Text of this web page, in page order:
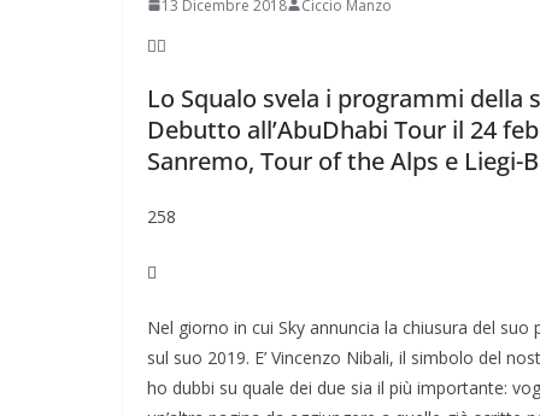
13 Dicembre 2018 Ciccio Manzo

Lo Squalo svela i programmi della
Debutto all’AbuDhabi Tour il 24
Sanremo, Tour of the Alps e Liegi-
258

Nel giorno in cui Sky annuncia la chiusura del
sul suo 2019. E’ Vincenzo Nibali, il simbolo del
ho dubbi su quale dei due sia il più importante: